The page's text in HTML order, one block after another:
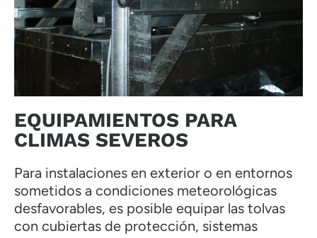
EQUIPAMIENTOS PARA
CLIMAS SEVEROS
Para instalaciones en exterior o en entornos
sometidos a condiciones meteorológicas
desfavorables, es posible equipar las tolvas
con cubiertas de protección, sistemas